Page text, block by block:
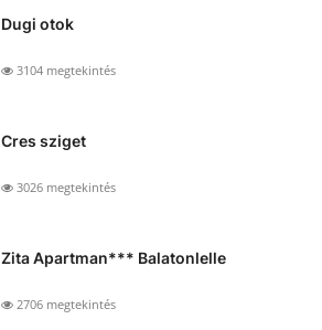
Dugi otok
3104 megtekintés
Cres sziget
3026 megtekintés
Zita Apartman*** Balatonlelle
2706 megtekintés